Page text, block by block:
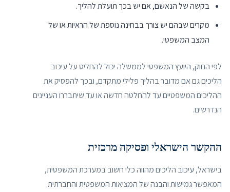
בקשה של הנאשם, אם יש בכך תועלת להליך.
מקרים שבהם יש צורך בבחינה נוספת של הראיות או של
המצב המשפטי.
לפי החוק, היועץ המשפטי לממשלה יכול להחליט על עיכוב
הליכים גם אם מדובר בהליך פלילי מתקדם, ובכך להפסיק את
ההליכים המשפטיים עד להחלטה חדשה או עד שיתבררו העניינים
הנדרשים.
ההקשר הישראלי ופסיקה מרכזית
בישראל, עיכוב הליכים מהווה כלי חשוב במערכת המשפטית,
המאפשר גמישות והבנה של המציאות המשפטית והחברתית.